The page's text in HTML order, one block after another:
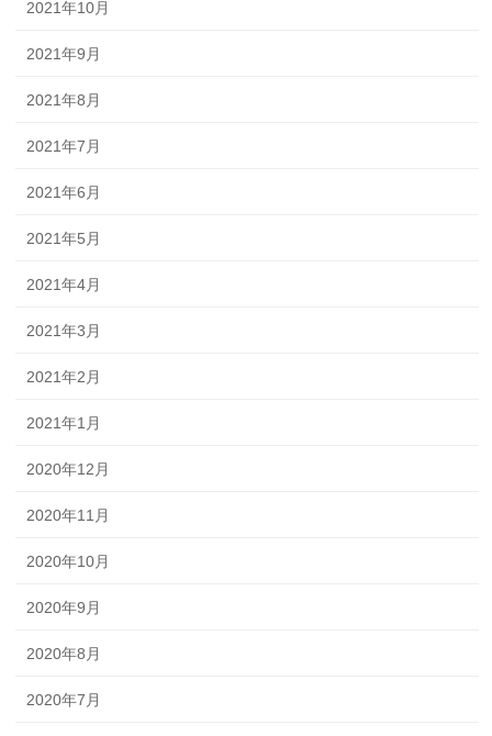
2021年10月
2021年9月
2021年8月
2021年7月
2021年6月
2021年5月
2021年4月
2021年3月
2021年2月
2021年1月
2020年12月
2020年11月
2020年10月
2020年9月
2020年8月
2020年7月